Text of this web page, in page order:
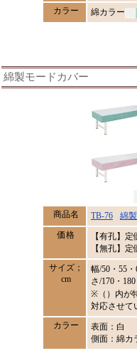
カラー
綿カラー
綿製モードカバー
商品名 TB-76
綿
価格
【有孔】定
【無孔】
サイズ；
cm
幅/50・55
さ/170・
※（）内が
対応させて
カラー
表面：白
側面：綿カ